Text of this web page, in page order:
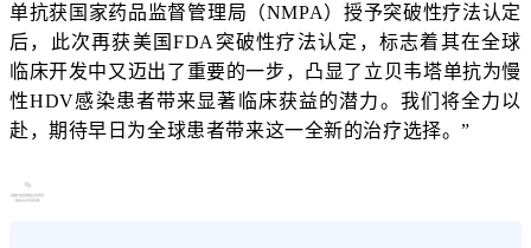
单抗获国家药品监督管理局（NMPA）授予突破性疗法认定
后，此次再获美国FDA突破性疗法认定，标志着其在全球
临床开发中又迈出了重要的一步，凸显了立贝韦塔单抗为慢
性HDV感染患者带来显著临床获益的潜力。我们将全力以
赴，期待早日为全球患者带来这一全新的治疗选择。”